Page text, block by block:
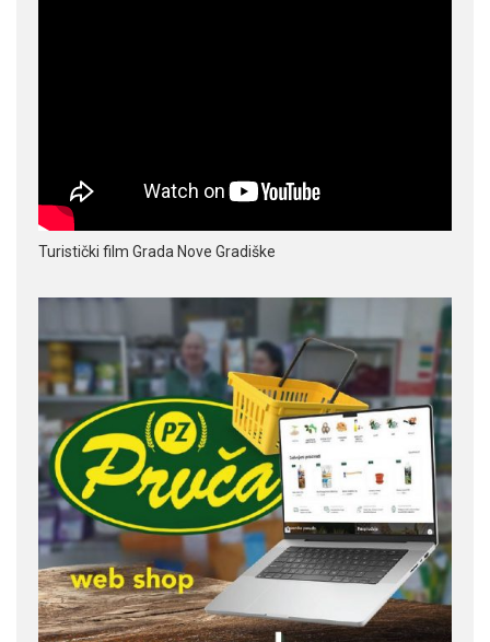
Turistički film Grada Nove Gradiške